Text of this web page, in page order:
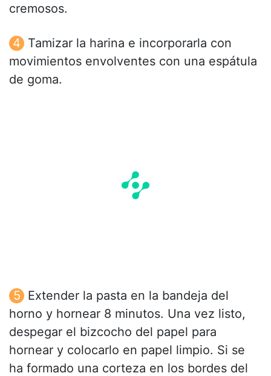
cremosos.
Tamizar la harina e incorporarla con
movimientos envolventes con una espátula
de goma.
Extender la pasta en la bandeja del
horno y hornear 8 minutos. Una vez listo,
despegar el bizcocho del papel para
hornear y colocarlo en papel limpio. Si se
ha formado una corteza en los bordes del